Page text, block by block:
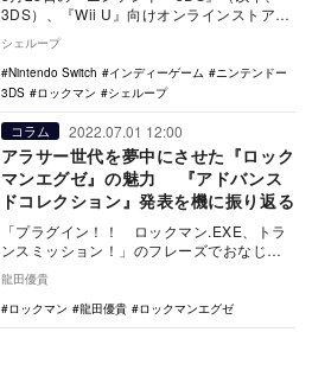
3DS）、『Wii U』向けオンラインストア
「ニンテンドーeショップ」（以下、eショ
ッ…
シェループ
Nintendo Switch
インディーゲーム
ニンテンドー
3DS
ロックマン シェループ
コラム 2022.07.01 12:00
アラサー世代を夢中にさせた『ロック
マンエグゼ』の魅力 『アドバンス
ドコレクション』発表を機に振り返る
「プラグイン！！ ロックマン.EXE、トラ
ンスミッション！」のフレーズでおなじ
ゼ』（以下…
龍田優貴
ロックマン
龍田優貴 ロックマンエグゼ